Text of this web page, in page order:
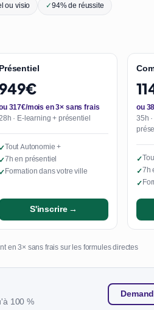
ou visio ✓94% de réussite
Présentiel
949€
317€/mois en 3× sans frais
· E-learning + présentiel
✓Tout Autonomie +
✓7h en présentiel
✓Formation dans votre ville
S'inscrire →
ou
35h
✓
✓7h
✓
en 3× sans frais sur les formules directes
100 %